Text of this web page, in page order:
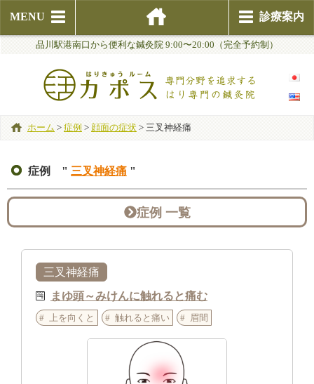
MENU 診療案内
品川駅港南口から便利な鍼灸院 9:00〜20:00（完全予約制）
ホーム > 症例 > 顔面の症状 > 三叉神経痛
症例 " 三叉神経痛 "
症例 一覧
三叉神経痛
まゆ頭～みけんに触れると痛む
上を向くと 触れると痛い 眉間